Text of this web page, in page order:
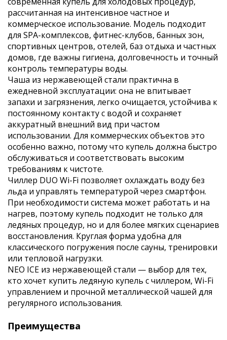
рассчитанная на интенсивное частное и
коммерческое использование. Модель подходит
для SPA-комплексов, фитнес-клубов, банных зон,
спортивных центров, отелей, баз отдыха и частных
домов, где важны гигиена, долговечность и точный
контроль температуры воды.
Чаша из нержавеющей стали практична в
ежедневной эксплуатации: она не впитывает
запахи и загрязнения, легко очищается, устойчива к
постоянному контакту с водой и сохраняет
аккуратный внешний вид при частом
использовании. Для коммерческих объектов это
особенно важно, потому что купель должна быстро
обслуживаться и соответствовать высоким
требованиям к чистоте.
Чиллер DUO Wi-Fi позволяет охлаждать воду без
льда и управлять температурой через смартфон.
При необходимости система может работать и на
нагрев, поэтому купель подходит не только для
ледяных процедур, но и для более мягких сценариев
восстановления. Круглая форма удобна для
классического погружения после сауны, тренировки
или тепловой нагрузки.
NEO ICE из нержавеющей стали — выбор для тех,
кто хочет купить ледяную купель с чиллером, Wi-Fi
управлением и прочной металлической чашей для
регулярного использования.
Преимущества